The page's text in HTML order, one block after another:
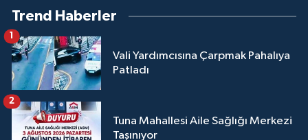
Trend Haberler
Vali Yardımcısına Çarpmak Pahalıya
Patladı
1
Tuna Mahallesi Aile Sağlığı Merkezi
Taşınıyor
2